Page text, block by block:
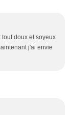
doux et soyeux
j'ai envie